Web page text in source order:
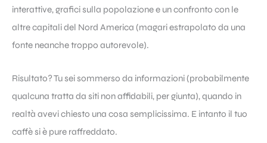
interattive, grafici sulla popolazione e un confronto con le
altre capitali del Nord America (magari estrapolato da una
fonte neanche troppo autorevole).
Risultato? Tu sei sommerso da informazioni (probabilmente
qualcuna tratta da siti non affidabili, per giunta), quando in
realtà avevi chiesto una cosa semplicissima. E intanto il tuo
caffè si è pure raffreddato.